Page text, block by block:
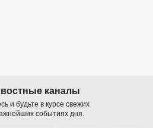
каналы
и будьте в курсе свежих
событиях дня.